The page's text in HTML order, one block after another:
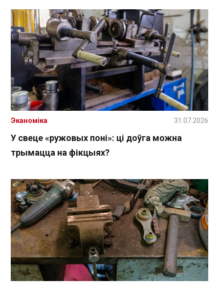
У свеце «ружовых поні»: ці доўга можна
трымацца на фікцыях?
Эканоміка 31.07.2026